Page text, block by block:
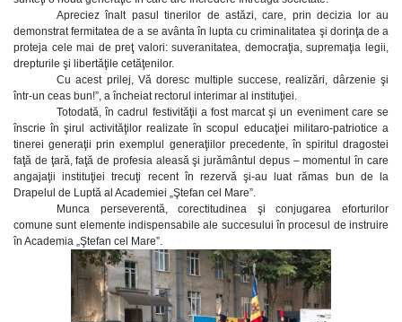
Apreciez înalt pasul tinerilor de astăzi, care, prin decizia lor au
demonstrat fermitatea de a se avânta în lupta cu criminalitatea şi dorinţa de a
proteja cele mai de preţ valori: suveranitatea, democraţia, supremaţia legii,
drepturile şi libertăţile cetăţenilor.
Cu acest prilej, Vă doresc multiple succese, realizări, dârzenie şi
într-un ceas bun!”, a încheiat rectorul interimar al instituţiei.
Totodată, în cadrul festivităţii a fost marcat şi un eveniment care se
înscrie în şirul activităţilor realizate în scopul educaţiei militaro-patriotice a
tinerei generaţii prin exemplul generaţiilor precedente, în spiritul dragostei
faţă de ţară, faţă de profesia aleasă şi jurământul depus – momentul în care
angajaţii instituţiei trecuţi recent în rezervă şi-au luat rămas bun de la
Drapelul de Luptă al Academiei „Ştefan cel Mare”.
Munca perseverentă, corectitudinea şi conjugarea eforturilor
comune sunt elemente indispensabile ale succesului în procesul de instruire
în Academia „Ştefan cel Mare”.